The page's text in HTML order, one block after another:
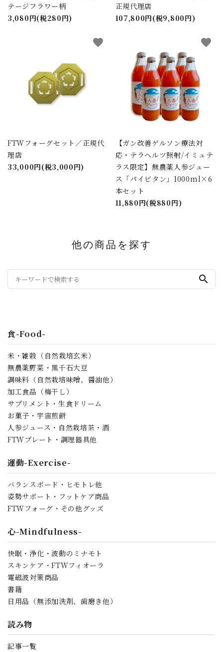
テージフラワー柄
3,080円(税280円)
正規代理店
107,800円(税9,800円)
FTWフォーグセット／正規代
理店
33,000円(税3,000円)
favorite
【ガン改善ゲルソン療法対
応・テラヘルツ照射/イミュテ
ラス限定】無農薬人参ジュー
ス「パイビタン」1000ml×6
本セット
11,880円(税880円)
favorite
他の商品を探す
search
食-Food-
米・雑穀（自然栽培玄米）
無農薬野菜・黒千石大豆
調味料（自然栽培味噌、醤油他）
加工食品（梅干し）
サプリメント・生食ドリーム
お菓子・宇宙煎餅
人参ジュース・自然栽培茶・酒
FTWプレート・調理器具他
運動-Exercise-
バランスボード・ヒモトレ他
姿勢サポート・フットケア商品
FTWフォーグ・その他グッズ
心-Mindfulness-
快眠・浄化・波動のミナモト
スキンケア・FTWフィオーラ
電磁波対策商品
書籍
日用品（無添加洗剤、歯磨き他）
読み物
記事一覧